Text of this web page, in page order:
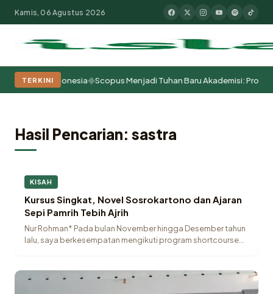
Populer:Moderasi BeragamaKhutbah JumatPesantrenTokoh
Kamis, 06 Agustus 2026
TERKINI
Indonesia ◆Scopus Menjadi Tuhan Baru Akademisi: Problem
Hasil Pencarian: sastra
KISAH
Kursus Singkat, Novel Sosrokartono dan Ajaran
Sepi Pamrih Tebih Ajrih
Nur Rohman* Pada bulan November hingga Desember tahun
lalu, saya berkesempatan mengikuti program shortcourse